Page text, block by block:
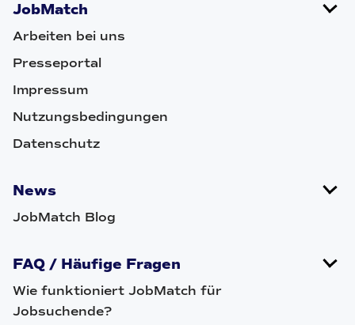
JobMatch
Arbeiten bei uns
Presseportal
Impressum
Nutzungsbedingungen
Datenschutz
News
JobMatch Blog
FAQ / Häufige Fragen
Wie funktioniert JobMatch für
Jobsuchende?